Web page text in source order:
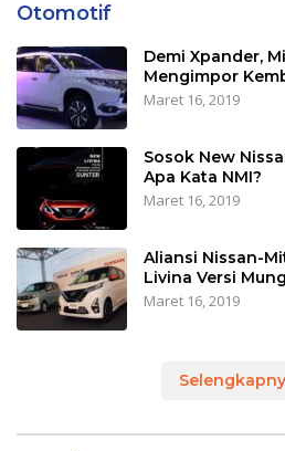
Otomotif
Demi Xpander,
Mengimpor
Maret 16, 2019
Sosok New
Apa Kata NMI?
Maret 16, 2019
Aliansi Nissan-
Livina Versi
Maret 16, 2019